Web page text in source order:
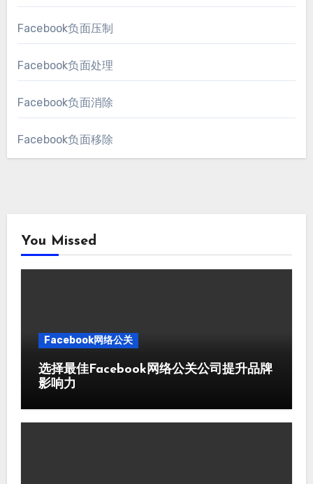
Facebook负面压制
Facebook负面处理
Facebook负面消除
Facebook负面移除
You Missed
Facebook网络公关
选择最佳Facebook网络公关公司提升品牌
影响力